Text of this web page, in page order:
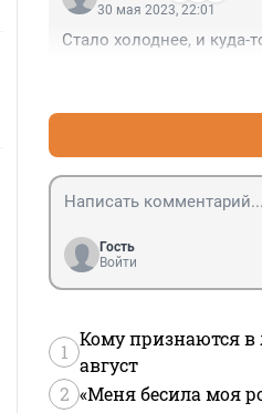
30 мая 2023, 22:01
Стало холоднее, и куда-
Гость
Войти
1
Кому признаются в
август
2 «Меня бесила моя